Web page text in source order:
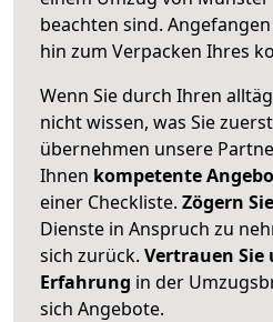
beachten sind.
hin zum Verpacken Ihres
Wenn Sie durch Ihren
nicht wissen, was Sie
übernehmen unsere
Ihnen kompetente
einer Checkliste. Zögern
Dienste in Anspruch zu
sich zurück. Vertrauen Sie
Erfahrung in der
sich Angebote.